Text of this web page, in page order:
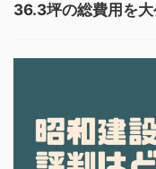
36.3坪の総費用を大